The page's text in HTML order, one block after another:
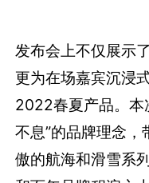
发布会上不仅展示
更为在场嘉宾沉浸
2022春夏产品。本
不息”的品牌理念
傲的航海和滑雪系